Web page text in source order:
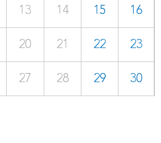
13 14 15 16
20 21 22 23
27 28 29 30